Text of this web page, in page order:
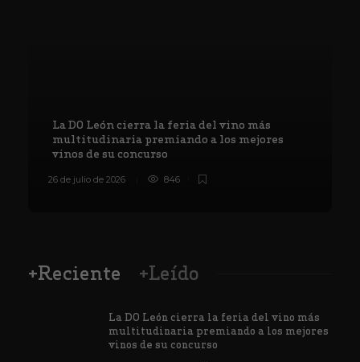
La DO León cierra la feria del vino más
multitudinaria premiando a los mejores
vinos de su concurso
26 de julio de 2026 846
+Reciente +Leído
La DO León cierra la feria del vino más
multitudinaria premiando a los mejores
vinos de su concurso